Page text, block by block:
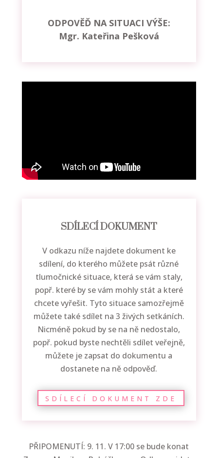
ODPOVĚĎ NA SITUACI VÝŠE:
Mgr. Kateřina Pešková
SDÍLECÍ DOKUMENT
V odkazu níže najdete dokument ke
sdílení, do kterého můžete psát různé
tlumočnické situace, která se vám staly,
popř. které by se vám mohly stát a které
chcete vyřešit. Tyto situace samozřejmě
můžete také sdílet na 3 živých setkáních.
Nicméně pokud by se na ně nedostalo,
popř. pokud byste nechtěli sdílet veřejně,
můžete je zapsat do dokumentu a
dostanete na ně odpověď.
SDÍLECÍ DOKUMENT ZDE
PŘIPOMENUTÍ: 9. 11. V 17:00 se bude konat